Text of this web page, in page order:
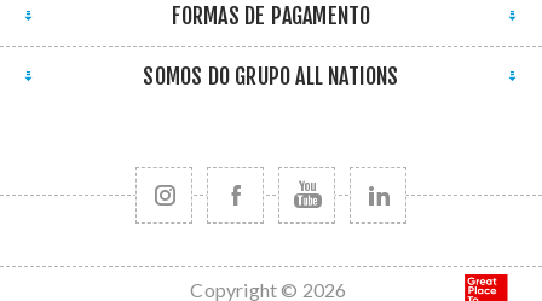
FORMAS DE PAGAMENTO
SOMOS DO GRUPO ALL NATIONS
Copyright © 2026